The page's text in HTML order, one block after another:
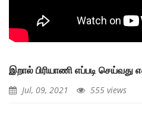
இறால் பிரியாணி எப்படி செய்வது
Jul, 09, 2021 555 views